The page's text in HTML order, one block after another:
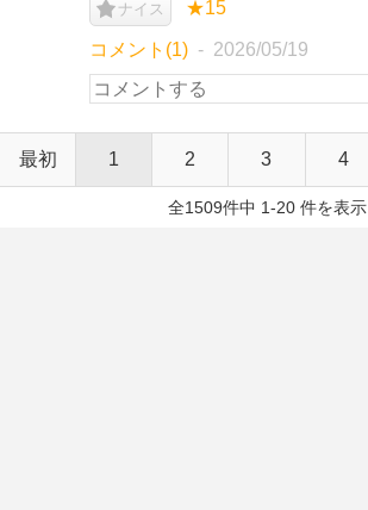
ナイス ★15
コメント(1) 2026/05/19
最初 1 2 3 4
全1509件中 1-20 件を表示